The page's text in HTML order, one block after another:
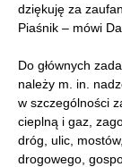
dziękuję za
Piaśnik – mówi
Do głównych
należy m. in.
w szczególności
cieplną i gaz,
dróg, ulic,
drogowego,